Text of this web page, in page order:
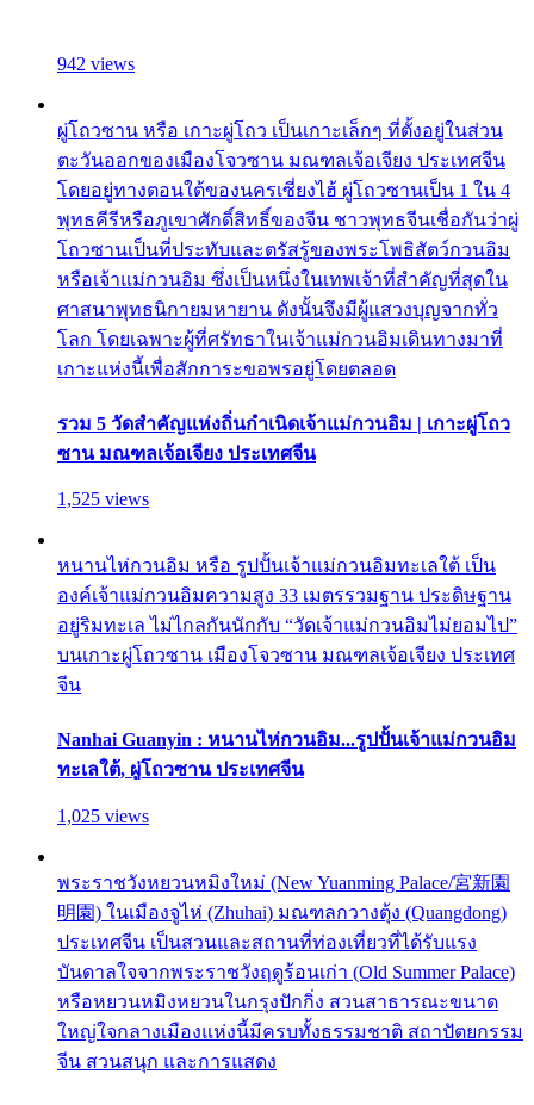
942 views
ผู่โถวซาน หรือ เกาะผู่โถว เป็นเกาะเล็กๆ ที่ตั้งอยู่ในส่วน
ตะวันออกของเมืองโจวซาน มณฑลเจ้อเจียง ประเทศจีน
โดยอยู่ทางตอนใต้ของนครเซี่ยงไฮ้ ผู่โถวซานเป็น 1 ใน 4
พุทธคีรีหรือภูเขาศักดิ์สิทธิ์ของจีน ชาวพุทธจีนเชื่อกันว่าผู่
โถวซานเป็นที่ประทับและตรัสรู้ของพระโพธิสัตว์กวนอิม
หรือเจ้าแม่กวนอิม ซึ่งเป็นหนึ่งในเทพเจ้าที่สำคัญที่สุดใน
ศาสนาพุทธนิกายมหายาน ดังนั้นจึงมีผู้แสวงบุญจากทั่ว
โลก โดยเฉพาะผู้ที่ศรัทธาในเจ้าแม่กวนอิมเดินทางมาที่
เกาะแห่งนี้เพื่อสักการะขอพรอยู่โดยตลอด
รวม 5 วัดสำคัญแห่งถิ่นกำเนิดเจ้าแม่กวนอิม | เกาะผู่โถว
ซาน มณฑลเจ้อเจียง ประเทศจีน
1,525 views
หนานไห่กวนอิม หรือ รูปปั้นเจ้าแม่กวนอิมทะเลใต้ เป็น
องค์เจ้าแม่กวนอิมความสูง 33 เมตรรวมฐาน ประดิษฐาน
อยู่ริมทะเล ไม่ไกลกันนักกับ “วัดเจ้าแม่กวนอิมไม่ยอมไป”
บนเกาะผู่โถวซาน เมืองโจวซาน มณฑลเจ้อเจียง ประเทศ
จีน
Nanhai Guanyin : หนานไห่กวนอิม...รูปปั้นเจ้าแม่กวนอิม
ทะเลใต้, ผู่โถวซาน ประเทศจีน
1,025 views
พระราชวังหยวนหมิงใหม่ (New Yuanming Palace/宮新園
明園) ในเมืองจูไห่ (Zhuhai) มณฑลกวางตุ้ง (Quangdong)
ประเทศจีน เป็นสวนและสถานที่ท่องเที่ยวที่ได้รับแรง
บันดาลใจจากพระราชวังฤดูร้อนเก่า (Old Summer Palace)
หรือหยวนหมิงหยวนในกรุงปักกิ่ง สวนสาธารณะขนาด
ใหญ่ใจกลางเมืองแห่งนี้มีครบทั้งธรรมชาติ สถาปัตยกรรม
จีน สวนสนุก และการแสดง